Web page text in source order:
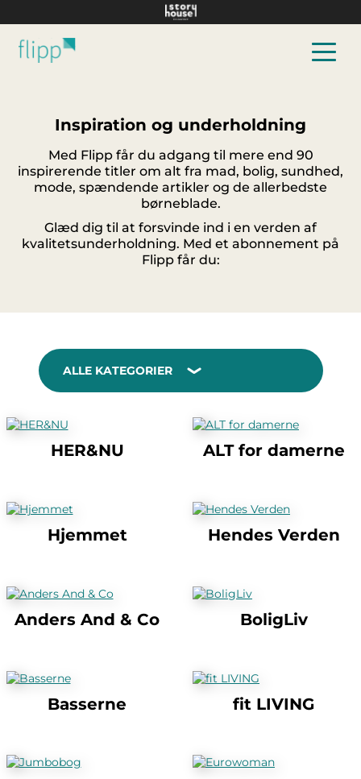
Inspiration og underholdning
Med Flipp får du adgang til mere end 90
inspirerende titler om alt fra mad, bolig, sundhed,
mode, spændende artikler og de allerbedste
børneblade.
Glæd dig til at forsvinde ind i en verden af
kvalitetsunderholdning. Med et abonnement på
Flipp får du:
ALLE KATEGORIER
HER&NU ALT for damerne
Hjemmet Hendes Verden
Anders And & Co BoligLiv
Basserne fit LIVING